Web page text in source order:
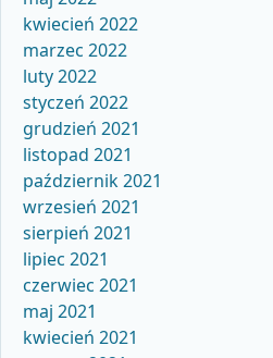
kwiecień 2022
marzec 2022
luty 2022
styczeń 2022
grudzień 2021
listopad 2021
październik 2021
wrzesień 2021
sierpień 2021
lipiec 2021
czerwiec 2021
maj 2021
kwiecień 2021